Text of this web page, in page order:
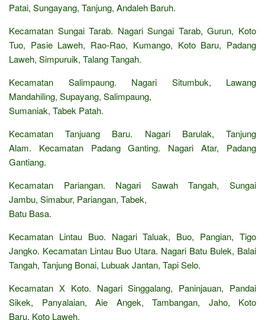
Patai, Sungayang, Tanjung, Andaleh Baruh.
Kecamatan Sungai Tarab. Nagari Sungai Tarab, Gurun, Koto
Tuo, Pasie Laweh, Rao-Rao, Kumango, Koto Baru, Padang
Laweh, Simpuruik, Talang Tangah.
Kecamatan Salimpaung. Nagari Situmbuk, Lawang
Mandahiling, Supayang, Salimpaung,
Sumaniak, Tabek Patah.
Kecamatan Tanjuang Baru. Nagari Barulak, Tanjung
Alam. Kecamatan Padang Ganting. Nagari Atar, Padang
Gantiang.
Kecamatan Pariangan. Nagari Sawah Tangah, Sungai
Jambu, Simabur, Pariangan, Tabek,
Batu Basa.
Kecamatan Lintau Buo. Nagari Taluak, Buo, Pangian, Tigo
Jangko. Kecamatan Lintau Buo Utara. Nagari Batu Bulek, Balai
Tangah, Tanjung Bonai, Lubuak Jantan, Tapi Selo.
Kecamatan X Koto. Nagari Singgalang, Paninjauan, Pandai
Sikek, Panyalaian, Aie Angek, Tambangan, Jaho, Koto
Baru, Koto Laweh.